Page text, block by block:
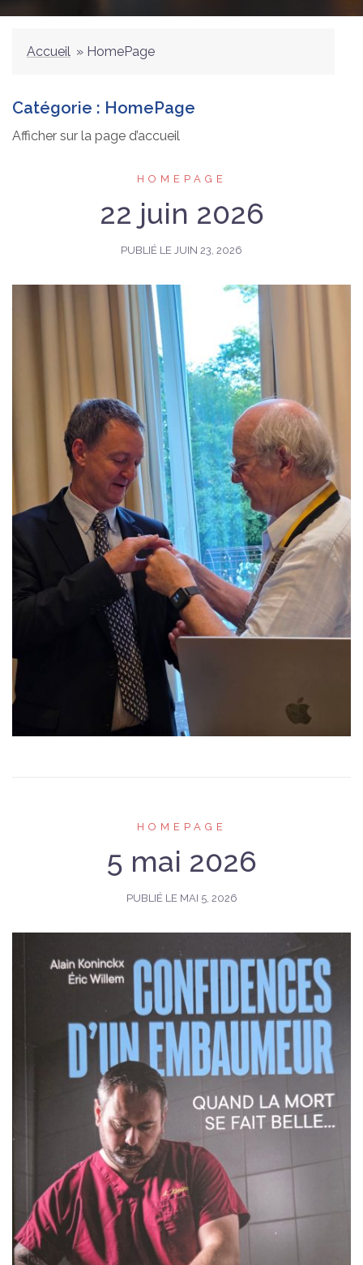
Accueil » HomePage
Catégorie : HomePage
Afficher sur la page d’accueil
HOMEPAGE
22 juin 2026
PUBLIÉ LE JUIN 23, 2026
HOMEPAGE
5 mai 2026
PUBLIÉ LE MAI 5, 2026